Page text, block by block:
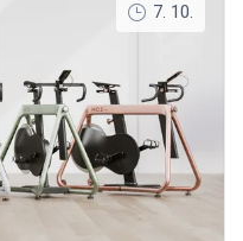
7. 10.